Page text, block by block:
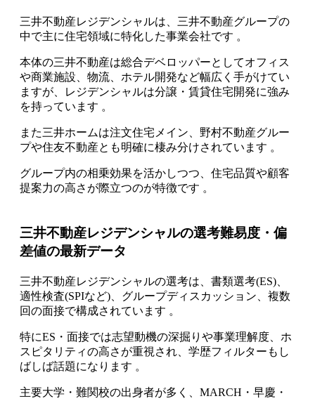
三井不動産レジデンシャルは、三井不動産グループの
中で主に住宅領域に特化した事業会社です 。
本体の三井不動産は総合デベロッパーとしてオフィス
や商業施設、物流、ホテル開発など幅広く手がけてい
ますが、レジデンシャルは分譲・賃貸住宅開発に強み
を持っています 。
また三井ホームは注文住宅メイン、野村不動産グルー
プや住友不動産とも明確に棲み分けされています 。
グループ内の相乗効果を活かしつつ、住宅品質や顧客
提案力の高さが際立つのが特徴です 。
三井不動産レジデンシャルの選考難易度・偏
差値の最新データ
三井不動産レジデンシャルの選考は、書類選考(ES)、
適性検査(SPIなど)、グループディスカッション、複数
回の面接で構成されています 。
特にES・面接では志望動機の深掘りや事業理解度、ホ
スピタリティの高さが重視され、学歴フィルターもし
ばしば話題になります 。
主要大学・難関校の出身者が多く、MARCH・早慶・